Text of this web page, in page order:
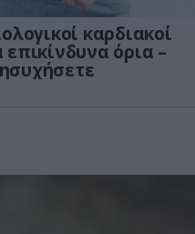
καρδιακοί
όρια –